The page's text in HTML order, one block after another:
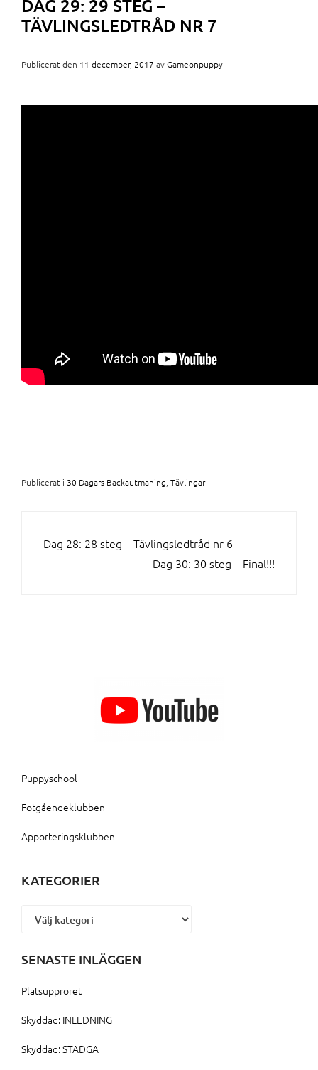
DAG 29: 29 STEG –
TÄVLINGSLEDTRÅD NR 7
Publicerat den 11 december, 2017 avGameonpuppy
Publicerat i 30 Dagars Backautmaning, Tävlingar
INLÄGGSNAVIGERING
Dag 28: 28 steg – Tävlingsledtråd nr 6
Dag 30: 30 steg – Final!!!
Puppyschool
Fotgåendeklubben
Apporteringsklubben
KATEGORIER
Kategorier
SENASTE INLÄGGEN
Platsupproret
Skyddad: INLEDNING
Skyddad: STADGA